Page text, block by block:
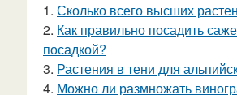
1. Сколько всего высших
2. Как правильно посадить
посадкой?
3. Растения в тени для
4. Можно ли размножать